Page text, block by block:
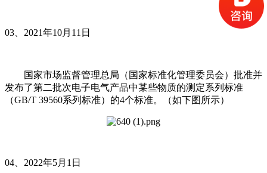
03、2021年10月11日
国家市场监督管理总局（国家标准化管理委员会）批准并
发布了第二批次电子电气产品中某些物质的测定系列标准
（GB/T 39560系列标准）的4个标准。（如下图所示）
04、2022年5月1日